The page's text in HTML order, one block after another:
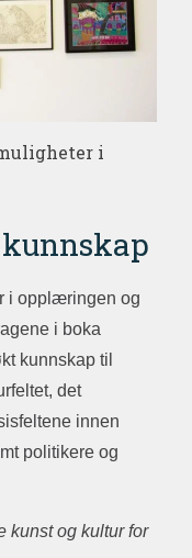
i
i opplæringen og
i boka
kunnskap til
det
innen
politikere og
kunst og kultur for